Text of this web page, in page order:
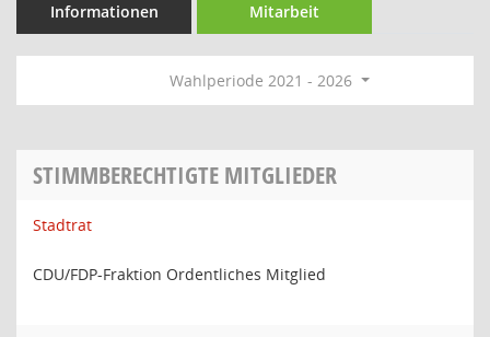
Informationen Mitarbeit
Wahlperiode 2021 - 2026
STIMMBERECHTIGTE MITGLIEDER
Stadtrat
CDU/FDP-Fraktion Ordentliches Mitglied